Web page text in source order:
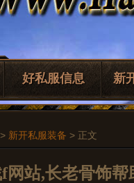
好私服信息 新
> 新开私服装备 > 正文
f网站,长老骨饰